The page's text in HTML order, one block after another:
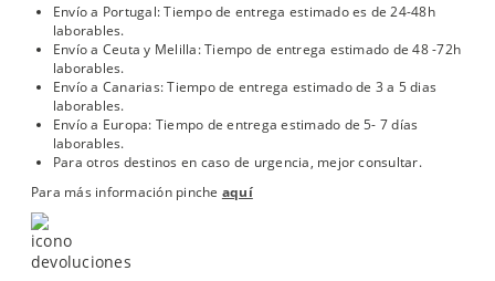
Envío a Portugal: Tiempo de entrega estimado es de 24-48h
laborables.
Envío a Ceuta y Melilla: Tiempo de entrega estimado de 48 -72h
laborables.
Envío a Canarias: Tiempo de entrega estimado de 3 a 5 dias
laborables.
Envío a Europa: Tiempo de entrega estimado de 5- 7 días
laborables.
Para otros destinos en caso de urgencia, mejor consultar.
Para más información pinche aquí